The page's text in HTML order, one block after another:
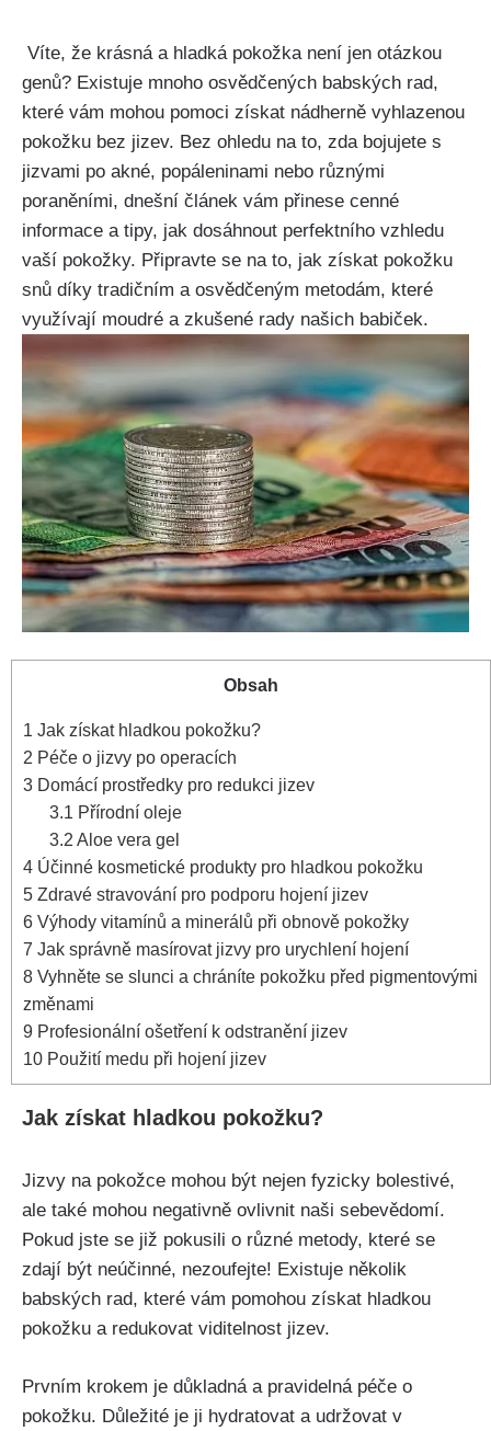
⁢ Víte, že‍ krásná‌ a hladká pokožka není jen⁣ otázkou
genů? Existuje mnoho ​osvědčených babských rad,
které vám mohou pomoci⁤ získat nádherně vyhlazenou
pokožku bez ⁤jizev. Bez‌ ohledu na to, zda bojujete s
jizvami ⁢po akné, popáleninami nebo různými
poraněními, dnešní článek vám přinese‌ cenné
informace a tipy, jak dosáhnout perfektního‍ vzhledu
vaší ⁢pokožky. Připravte se na to, jak⁣ získat⁤ pokožku
snů díky tradičním a ​osvědčeným metodám, které
využívají⁣ moudré a zkušené ⁤rady našich babiček.
Obsah
1 Jak ​získat hladkou pokožku?
2 Péče o jizvy po‌ operacích
3 Domácí prostředky⁤ pro redukci jizev
3.1 Přírodní oleje
3.2 Aloe vera gel
4 Účinné kosmetické produkty ⁣pro hladkou pokožku
5 Zdravé⁢ stravování ⁢pro ⁤podporu hojení jizev
6 Výhody vitamínů a ​minerálů při obnově⁤ pokožky
7 Jak správně masírovat⁣ jizvy pro‌ urychlení hojení
8 Vyhněte se slunci ⁢a chráníte pokožku před pigmentovými
změnami
9 Profesionální ošetření k odstranění jizev
10 Použití medu při⁢ hojení jizev
Jak ​získat hladkou pokožku?
Jizvy na pokožce⁤ mohou ⁣být nejen ⁢fyzicky bolestivé,
⁣ale také ‍mohou negativně ovlivnit‌ naši sebevědomí.
Pokud jste‍ se již pokusili o různé​ metody, které⁤ se
⁢zdají být neúčinné, nezoufejte! Existuje několik
babských rad, které​ vám pomohou získat ‍hladkou
pokožku a ​redukovat ‍viditelnost jizev.
Prvním krokem je důkladná ​a pravidelná ⁣péče o
⁤pokožku. Důležité je ji ‍hydratovat a udržovat​ v